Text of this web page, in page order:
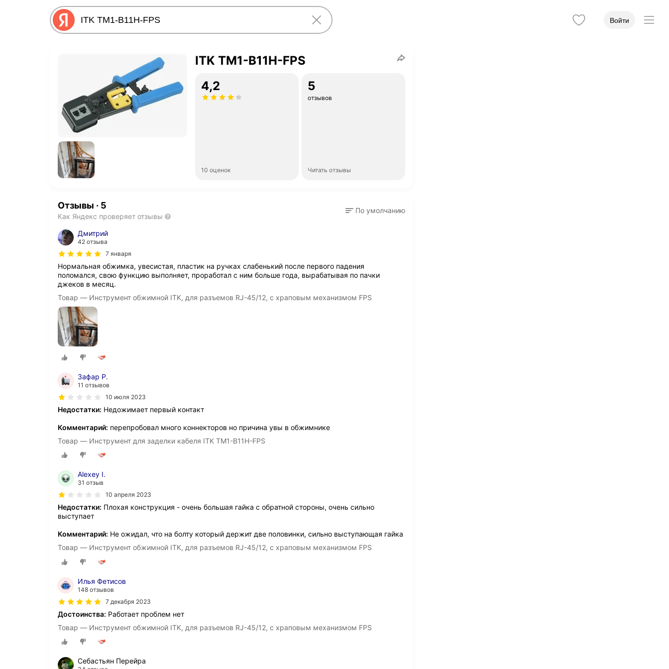
Войти
ITK TM1-B11H-FPS
4,2
10 оценок
5
отзывов
Читать отзывы
Отзывы · 5
Как Яндекс проверяет отзывы
По умолчанию
Дмитрий
42 отзыва
7 января
Нормальная обжимка, увесистая, пластик на ручках слабенький после первого падения
поломался, свою функцию выполняет, проработал с ним больше года, вырабатывая по пачки
джеков в месяц.
Товар — Инструмент обжимной ITK, для разъемов RJ-45/12, с храповым механизмом FPS
Зафар Р.
11 отзывов
10 июля 2023
Недостатки: Недожимает первый контакт
Комментарий: перепробовал много коннекторов но причина увы в обжимнике
Товар — Инструмент для заделки кабеля ITK TM1-B11H-FPS
Alexey I.
31 отзыв
10 апреля 2023
Недостатки: Плохая конструкция - очень большая гайка с обратной стороны, очень сильно
выступает
Комментарий: Не ожидал, что на болту который держит две половинки, сильно выступающая гайка
Товар — Инструмент обжимной ITK, для разъемов RJ-45/12, с храповым механизмом FPS
Илья Фетисов
148 отзывов
7 декабря 2023
Достоинства: Работает проблем нет
Товар — Инструмент обжимной ITK, для разъемов RJ-45/12, с храповым механизмом FPS
Себастьян Перейра